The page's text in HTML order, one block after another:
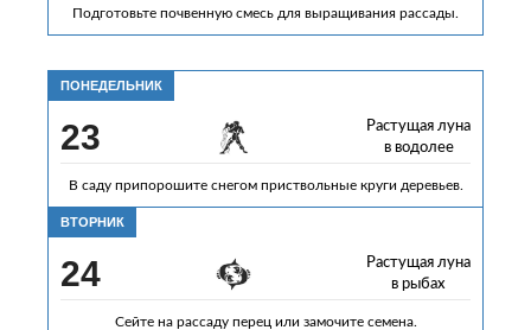
Подготовьте почвенную смесь для выращивания рассады.
ПОНЕДЕЛЬНИК
23
Растущая луна
в водолее
В саду припорошите снегом приствольные круги деревьев.
ВТОРНИК
24
Растущая луна
в рыбах
Сейте на рассаду перец или замочите семена.